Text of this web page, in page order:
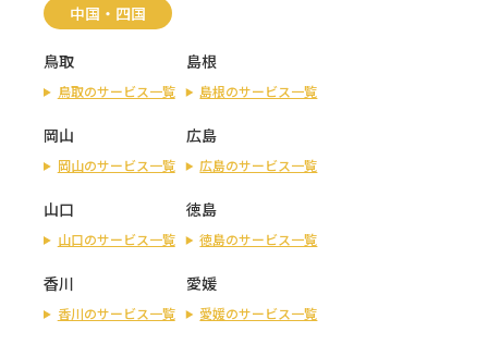
中国・四国
鳥取
鳥取のサービス一覧
島根
島根のサービス一覧
岡山
岡山のサービス一覧
広島
広島のサービス一覧
山口
山口のサービス一覧
徳島
徳島のサービス一覧
香川
香川のサービス一覧
愛媛
愛媛のサービス一覧